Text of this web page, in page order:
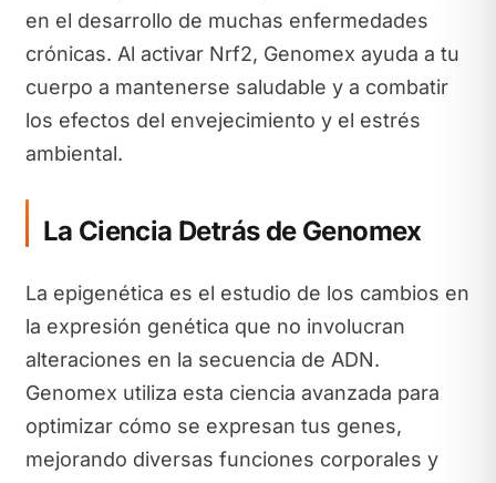
en el desarrollo de muchas enfermedades
crónicas. Al activar Nrf2, Genomex ayuda a tu
cuerpo a mantenerse saludable y a combatir
los efectos del envejecimiento y el estrés
ambiental.
La Ciencia Detrás de Genomex
La epigenética es el estudio de los cambios en
la expresión genética que no involucran
alteraciones en la secuencia de ADN.
Genomex utiliza esta ciencia avanzada para
optimizar cómo se expresan tus genes,
mejorando diversas funciones corporales y